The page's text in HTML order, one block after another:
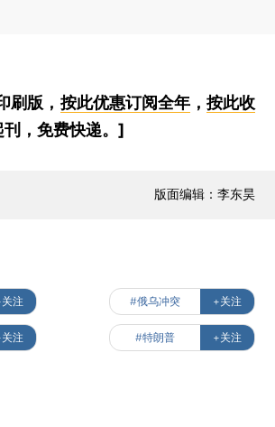
刷版， 按此优惠订阅全年， 按此收
刊，免费快递。]
版面编辑：李东昊
注 #俄乌冲突 +关注
注 #特朗普 +关注